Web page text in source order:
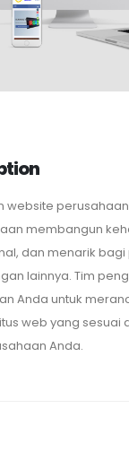
website
membangun
dan menarik
lainnya. Tim
Anda untuk
web yang sesuai
Anda.